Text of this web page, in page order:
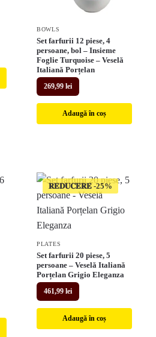
BOWLS
Set farfurii 12 piese, 4
persoane, bol – Insieme
Foglie Turquoise – Veselă
Italiană Porțelan
269,99 lei
Adaugă în coș
𝐑𝐄𝐃𝐔𝐂𝐄𝐑𝐄
PLATES
Set farfurii 20 piese, 5
persoane – Veselă Italiană
Porțelan Grigio Eleganza
461,99 lei
Adaugă în coș